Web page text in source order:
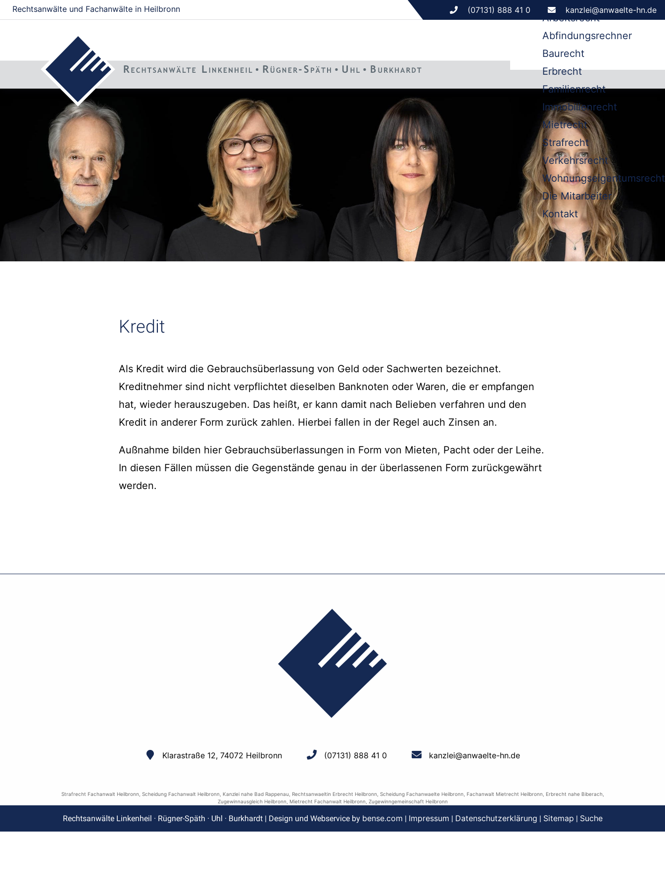
Rechtsanwälte und Fachanwälte in Heilbronn (07131) 888 41 0 kanzlei@anwaelte-hn.de
Arbeitsrecht
Abfindungsrechner
Baurecht
Erbrecht
Familienrecht
Immobilienrecht
Mietrecht
Strafrecht
Verkehrsrecht
Wohnungseigentumsrecht
Die Mitarbeiter
Kontakt
Kredit
Als Kredit wird die Gebrauchsüberlassung von Geld oder Sachwerten bezeichnet.
Kreditnehmer sind nicht verpflichtet dieselben Banknoten oder Waren, die er empfangen
hat, wieder herauszugeben. Das heißt, er kann damit nach Belieben verfahren und den
Kredit in anderer Form zurück zahlen. Hierbei fallen in der Regel auch Zinsen an.
Außnahme bilden hier Gebrauchsüberlassungen in Form von Mieten, Pacht oder der Leihe.
In diesen Fällen müssen die Gegenstände genau in der überlassenen Form zurückgewährt
werden.
Klarastraße 12, 74072 Heilbronn (07131) 888 41 0 kanzlei@anwaelte-hn.de
Strafrecht Fachanwalt Heilbronn Scheidung Fachanwalt Heilbronn Kanzlei nahe Bad Rappenau Rechtsanwaeltin Erbrecht Heilbronn Scheidung Fachanwaelte Heilbronn Fachanwalt Mietrecht Heilbronn Erbrecht nahe Biberach
Zugewinnausgleich Heilbronn
Mietrecht Fachanwalt Heilbronn Zugewinngemeinschaft Heilbronn
Rechtsanwälte Linkenheil · Rügner-Späth · Uhl · Burkhardt | Design und Webservice by bense.com | Impressum | Datenschutzerklärung | Sitemap | Suche